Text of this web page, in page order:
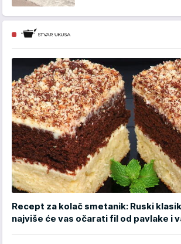
Recept za kolač smetanik: Ruski
najviše će vas očarati fil od pavlake i